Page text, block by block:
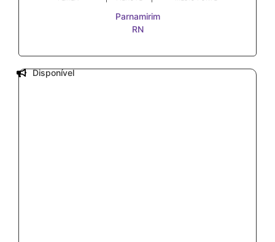
Parnamirim
RN
Disponível